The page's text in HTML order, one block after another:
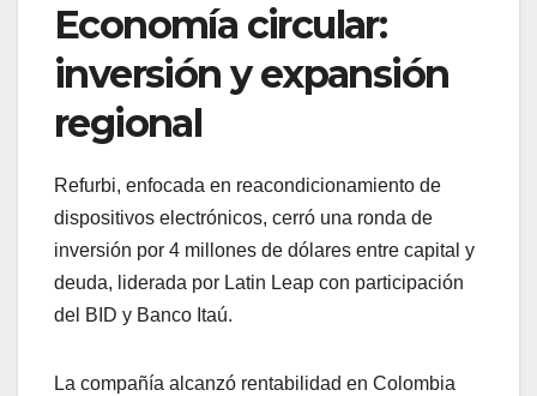
Economía circular:
inversión y expansión
regional
Refurbi, enfocada en reacondicionamiento de
dispositivos electrónicos, cerró una ronda de
inversión por 4 millones de dólares entre capital y
deuda, liderada por Latin Leap con participación
del BID y Banco Itaú.
La compañía alcanzó rentabilidad en Colombia